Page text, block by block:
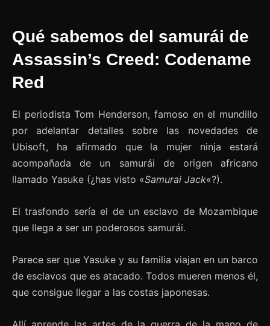
Qué sabemos del samurái de
Assassin’s Creed: Codename
Red
El periodista Tom Henderson, famoso en el mundillo
por adelantar detalles sobre las novedades de
Ubisoft, ha afirmado que la mujer ninja estará
acompañada de un samurái de origen africano
llamado Yasuke (¿has visto «Samurai Jack«?).
El trasfondo sería el de un esclavo de Mozambique
que llega a ser un poderosos samurái.
Parece ser que Yasuke y su familia viajan en un barco
de esclavos que es atacado. Todos mueren menos él,
que consigue llegar a las costas japonesas.